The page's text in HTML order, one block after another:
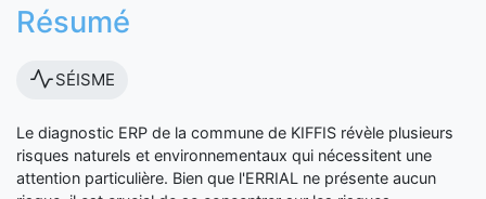
Résumé
SÉISME
Le diagnostic ERP de la commune de KIFFIS révèle plusieurs
risques naturels et environnementaux qui nécessitent une
attention particulière. Bien que l'ERRIAL ne présente aucun